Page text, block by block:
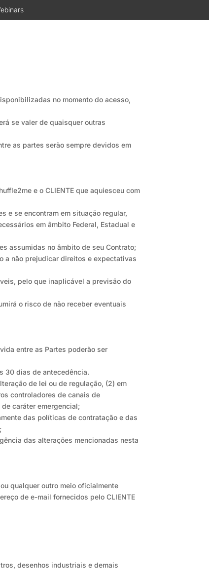
no momento do acesso,
se valer de quaisquer outras
as partes serão sempre devidos em
e o CLIENTE que aquiesceu com
e se encontram em situação regular,
em âmbito Federal, Estadual e
assumidas no âmbito de seu Contrato;
a não prejudicar direitos e expectativas
pelo que inaplicável a previsão do
o risco de não receber eventuais
entre as Partes poderão ser
30 dias de antecedência.
de lei ou de regulação, (2) em
controladores de canais de
caráter emergencial;
das políticas de contratação e das
das alterações mencionadas nesta
qualquer outro meio oficialmente
de e-mail fornecidos pelo CLIENTE
desenhos industriais e demais